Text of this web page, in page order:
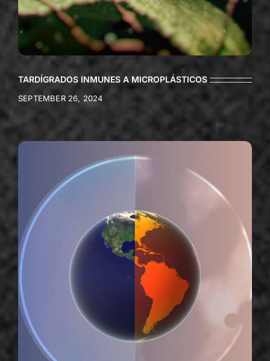
TARDÍGRADOS INMUNES A MICROPLÁSTICOS
SEPTEMBER 26, 2024